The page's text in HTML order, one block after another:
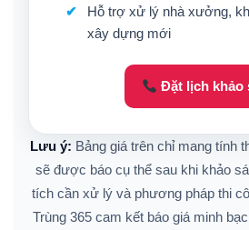
Hỗ trợ xử lý nhà xưởng,
xây dựng mới
Đặt lịch khảo
Lưu ý: Bảng giá trên chỉ mang tính
sẽ được báo cụ thể sau khi khảo
tích cần xử lý và phương pháp thi
Trùng 365 cam kết báo giá minh